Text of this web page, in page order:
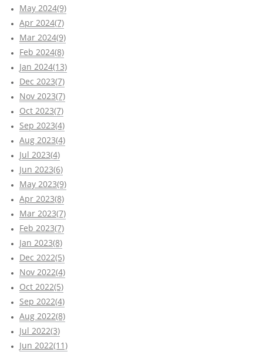
May 2024(9)
Apr 2024(7)
Mar 2024(9)
Feb 2024(8)
Jan 2024(13)
Dec 2023(7)
Nov 2023(7)
Oct 2023(7)
Sep 2023(4)
Aug 2023(4)
Jul 2023(4)
Jun 2023(6)
May 2023(9)
Apr 2023(8)
Mar 2023(7)
Feb 2023(7)
Jan 2023(8)
Dec 2022(5)
Nov 2022(4)
Oct 2022(5)
Sep 2022(4)
Aug 2022(8)
Jul 2022(3)
Jun 2022(11)